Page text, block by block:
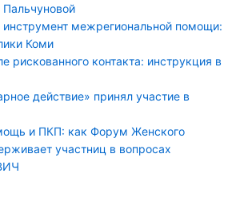
межрегиональной помощи:
Коми
рискованного контакта: инструкция в
действие» принял участие в
и ПКП: как Форум Женского
участниц в вопросах